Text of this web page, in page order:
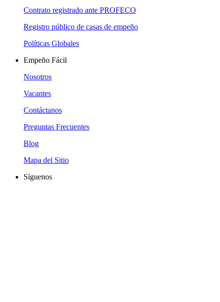
Contrato registrado ante PROFECO
Registro público de casas de empeño
Políticas Globales
Empeño Fácil
Nosotros
Vacantes
Contáctanos
Preguntas Frecuentes
Blog
Mapa del Sitio
Síguenos